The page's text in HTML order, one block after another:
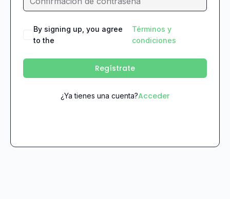
By signing up, you agree
to the
Términos y
condiciones
Regístrate
¿Ya tienes una cuenta?Acceder